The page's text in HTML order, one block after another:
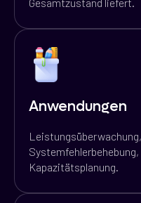
Gesamtzustand liefert.
Anwendungen
Kapazitätsplanung.